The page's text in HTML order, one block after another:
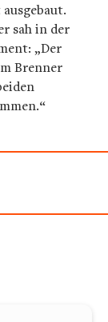
sah in der
„Der
Brenner